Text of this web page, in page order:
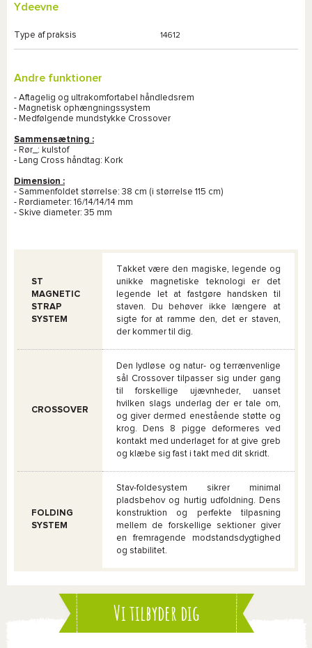
Ydeevne
Type af praksis 14612
Andre funktioner
- Aftagelig og ultrakomfortabel håndledsrem
- Magnetisk ophængningssystem
- Medfølgende mundstykke Crossover
Sammensætning :
- Rør_: kulstof
- Lang Cross håndtag: Kork
Dimension :
- Sammenfoldet størrelse: 38 cm (i størrelse 115 cm)
- Rørdiameter: 16/14/14/14 mm
- Skive diameter: 35 mm
ST
MAGNETIC
STRAP
SYSTEM
Takket være den magiske, legende og
unikke magnetiske teknologi er det
legende let at fastgøre handsken til
staven. Du behøver ikke længere at
sigte for at ramme den, det er staven,
der kommer til dig.
CROSSOVER
Den lydløse og natur- og terrænvenlige
sål Crossover tilpasser sig under gang
til forskellige ujævnheder, uanset
hvilken slags underlag der er tale om,
og giver dermed enestående støtte og
krog. Dens 8 pigge deformeres ved
kontakt med underlaget for at give greb
og klæbe sig fast i takt med dit skridt.
FOLDING
SYSTEM
Stav-foldesystem sikrer minimal
pladsbehov og hurtig udfoldning. Dens
konstruktion og perfekte tilpasning
mellem de forskellige sektioner giver
en fremragende modstandsdygtighed
og stabilitet.
Vi tilbyder dig